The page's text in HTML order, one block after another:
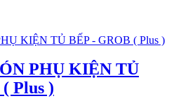
PHỤ KIỆN TỦ
Plus )